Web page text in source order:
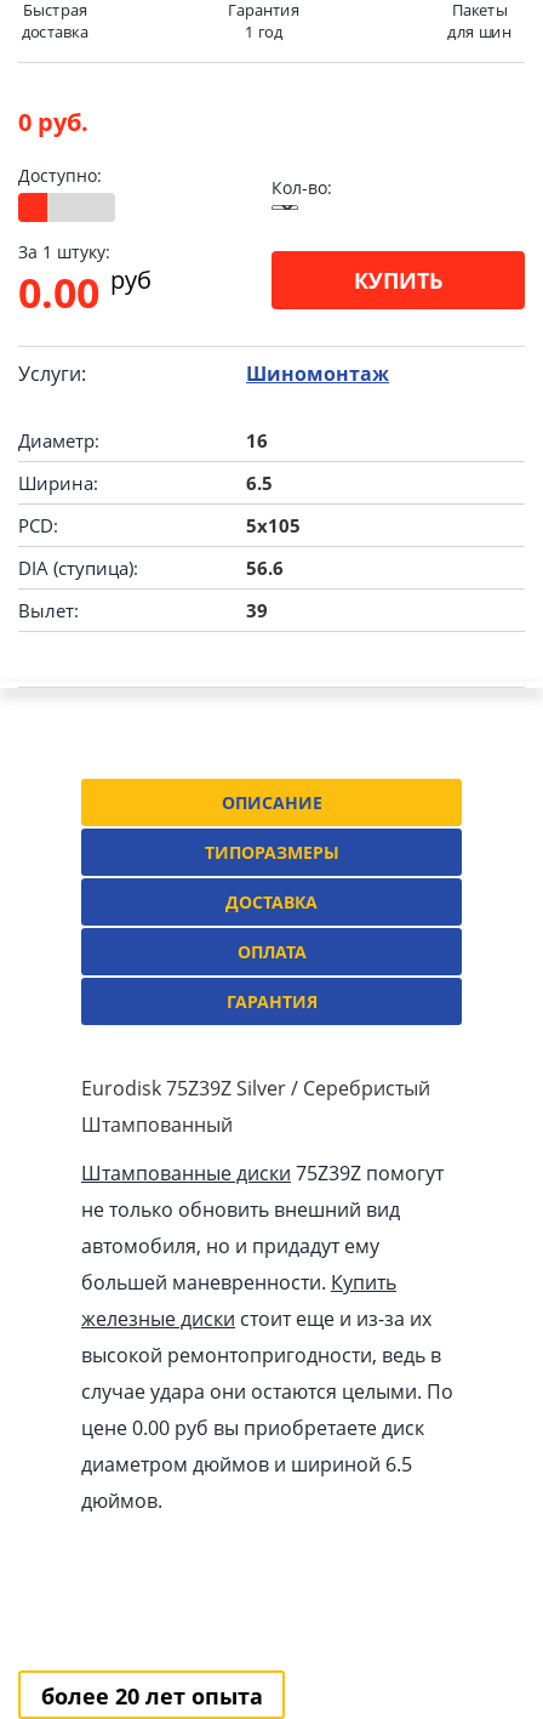
Быстрая
доставка
Гарантия
1 год
Пакеты
для шин
0 руб.
Доступно:
Кол-во:
За 1 штуку:
0.00 pуб КУПИТЬ
Услуги: Шиномонтаж
Диаметр:
16
Ширина:
6.5
PCD:
5x105
DIA (ступица):
56.6
Вылет:
39
ОПИСАНИЕ
ТИПОРАЗМЕРЫ
ДОСТАВКА
ОПЛАТА
ГАРАНТИЯ
Eurodisk 75Z39Z Silver / Серебристый
Штампованный
Штампованные диски 75Z39Z помогут
не только обновить внешний вид
автомобиля, но и придадут ему
большей маневренности. Купить
железные диски стоит еще и из-за их
высокой ремонтопригодности, ведь в
случае удара они остаются целыми. По
цене 0.00 pуб вы приобретаете диск
диаметром дюймов и шириной 6.5
дюймов.
более 20 лет опыта